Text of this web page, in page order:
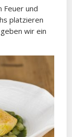
Feuer und
platzieren
wir ein